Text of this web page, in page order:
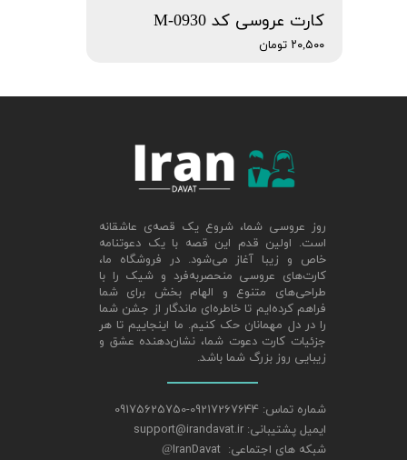
کارت عروسی کد M-0930
۲۰,۵۰۰ تومان
روز عروسی شما، شروع یک قصه‌ی عاشقانه
است. اولین قدم این قصه با یک دعوتنامه
خاص و زیبا آغاز می‌شود. در فروشگاه ما،
کارت‌های عروسی منحصربه‌فرد و شیک را با
طراحی‌های متنوع و الهام‌ بخش برای شما
فراهم کرده‌ایم تا خاطره‌ای ماندگار از جشن شما
را در دل مهمانان حک کنیم. ما اینجاییم تا هر
جزئیات کارت دعوت شما، نشان‌دهنده عشق و
زیبایی روز بزرگ شما باشد.
شماره تماس: 09217267644-09175625750
ایمیل پشتیبانی: support@irandavat.ir
شبکه های اجتماعی: IranDavat
@